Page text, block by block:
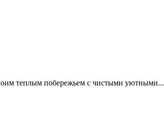
теплым побережьем с чистыми уютными...